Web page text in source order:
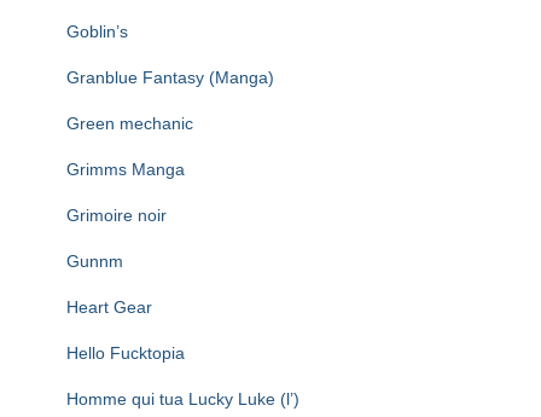
Goblin’s
Granblue Fantasy (Manga)
Green mechanic
Grimms Manga
Grimoire noir
Gunnm
Heart Gear
Hello Fucktopia
Homme qui tua Lucky Luke (l’)